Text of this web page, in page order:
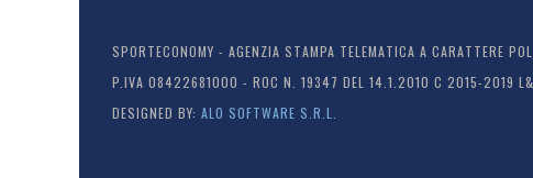
SPORTECONOMY - AGENZIA STAMPA TELEMATICA A CARATTERE
P.IVA 08422681000 - ROC N. 19347 DEL 14.1.2010 C 2015-2019
DESIGNED BY: ALO SOFTWARE S.R.L.